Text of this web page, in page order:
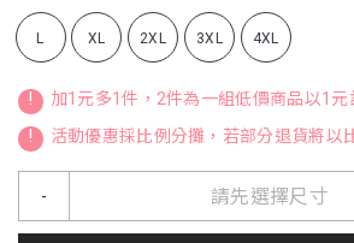
L XL 2XL 3XL 4XL
!
加1元多1件，2件為一組低價商品以1元
!
活動優惠採比例分攤，若部分退貨將以
請先選擇尺寸
-